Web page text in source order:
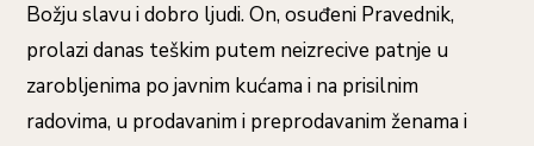
Božju slavu i dobro ljudi. On, osuđeni Pravednik,
prolazi danas teškim putem neizrecive patnje u
zarobljenima po javnim kućama i na prisilnim
radovima, u prodavanim i preprodavanim ženama i